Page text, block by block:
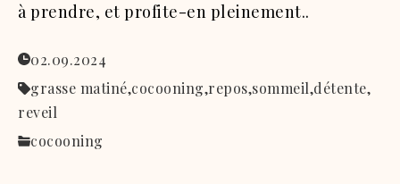
à prendre, et profite-en pleinement..
02.09.2024
grasse matiné,cocooning,repos,sommeil,détente,
reveil
cocooning